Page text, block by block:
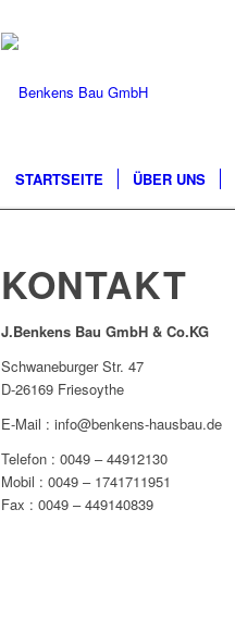
STARTSEITE ÜBER UNS
KONTAKT
J.Benkens Bau GmbH & Co.KG
Schwaneburger Str. 47
D-26169 Friesoythe
E-Mail : info@benkens-hausbau.de
Telefon : 0049 – 44912130
Mobil : 0049 – 1741711951
Fax : 0049 – 449140839